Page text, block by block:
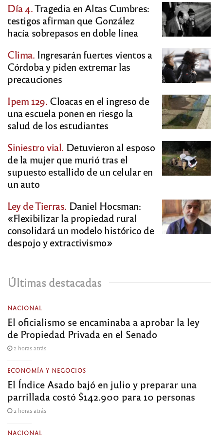
Día 4.Tragedia en Altas Cumbres:
testigos afirman que González
hacía sobrepasos en doble línea
Clima. Ingresarán fuertes vientos a
Córdoba y piden extremar las
precauciones
Ipem 129. Cloacas en el ingreso de
una escuela ponen en riesgo la
salud de los estudiantes
Siniestro vial. Detuvieron al esposo
de la mujer que murió tras el
supuesto estallido de un celular en
un auto
Ley de Tierras. Daniel Hocsman:
«Flexibilizar la propiedad rural
consolidará un modelo histórico de
despojo y extractivismo»
Últimas destacadas
NACIONAL
El oficialismo se encaminaba a aprobar la ley
de Propiedad Privada en el Senado
2 horas atrás
ECONOMÍA Y NEGOCIOS
El Índice Asado bajó en julio y preparar una
parrillada costó $142.900 para 10 personas
2 horas atrás
NACIONAL